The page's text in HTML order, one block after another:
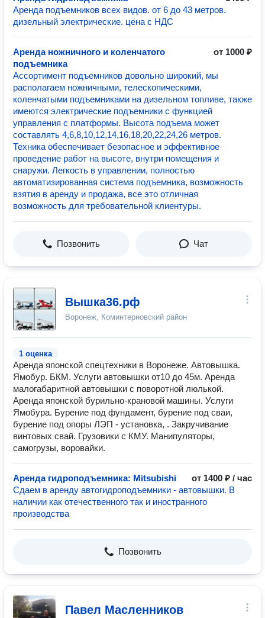
Аренда подъемников всех видов. от 6 до 43 метров.
дизельный электрические. цена с НДС
Аренда ножничного и коленчатого
подъемника
от 1000 ₽
Ассортимент подъемников довольно широкий, мы
располагаем ножничными, телескопическими,
коленчатыми подъемниками на дизельном топливе, также
имеются электрические подъемники с функцией
управления с платформы. Высота подъема может
составлять 4,6,8,10,12,14,16,18,20,22,24,26 метров.
Техника обеспечивает безопасное и эффективное
проведение работ на высоте, внутри помещения и
снаружи. Легкость в управлении, полностью
автоматизированная система подъемника, возможность
взятия в аренду и продажа, все это отличная
возможность для требовательной клиентуры.
Позвонить Чат
Вышка36.рф
Воронеж, Коминтерновский район
1 оценка
Аренда японской спецтехники в Воронеже. Автовышка.
Ямобур. БКМ. Услуги автовышки от10 до 45м. Аренда
малогабаритной автовышки с поворотной люлькой.
Аренда японской бурильно-крановой машины. Услуги
Ямобура. Бурение под фундамент, бурение под сваи,
бурение под опоры ЛЭП - установка, . Закручивание
винтовых свай. Грузовики с КМУ. Манипуляторы,
самогрузы, воровайки.
Аренда гидроподъемника: Mitsubishi
от 1400 ₽ / час
Сдаем в аренду автогидроподъемники - автовышки. В
наличии как отечественного так и иностранного
производства
Позвонить
Павел Масленников